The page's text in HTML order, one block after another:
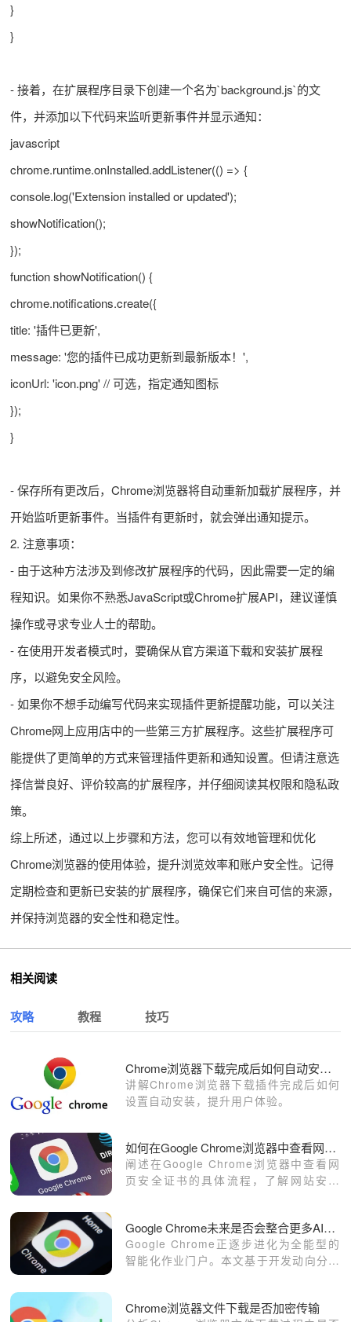
}
}
- 接着，在扩展程序目录下创建一个名为`background.js`的文
件，并添加以下代码来监听更新事件并显示通知：
javascript
chrome.runtime.onInstalled.addListener(() => {
console.log('Extension installed or updated');
showNotification();
});
function showNotification() {
chrome.notifications.create({
title: '插件已更新',
message: '您的插件已成功更新到最新版本！',
iconUrl: 'icon.png' // 可选，指定通知图标
});
}
- 保存所有更改后，Chrome浏览器将自动重新加载扩展程序，并
开始监听更新事件。当插件有更新时，就会弹出通知提示。
2. 注意事项：
- 由于这种方法涉及到修改扩展程序的代码，因此需要一定的编
程知识。如果你不熟悉JavaScript或Chrome扩展API，建议谨慎
操作或寻求专业人士的帮助。
- 在使用开发者模式时，要确保从官方渠道下载和安装扩展程
序，以避免安全风险。
- 如果你不想手动编写代码来实现插件更新提醒功能，可以关注
Chrome网上应用店中的一些第三方扩展程序。这些扩展程序可
能提供了更简单的方式来管理插件更新和通知设置。但请注意选
择信誉良好、评价较高的扩展程序，并仔细阅读其权限和隐私政
策。
综上所述，通过以上步骤和方法，您可以有效地管理和优化
Chrome浏览器的使用体验，提升浏览效率和账户安全性。记得
定期检查和更新已安装的扩展程序，确保它们来自可信的来源，
并保持浏览器的安全性和稳定性。
相关阅读
攻略 教程 技巧
Chrome浏览器下载完成后如何自动安装插件
讲解Chrome浏览器下载插件完成后如何
设置自动安装，提升用户体验。
如何在Google Chrome浏览器中查看网页的安全证书
阐述在Google Chrome浏览器中查看网
页安全证书的具体流程，了解网站安全
Google Chrome未来是否会整合更多AI工具
Google Chrome正逐步进化为全能型的
智能化作业门户。本文基于开发动向分析
的核心协作范式。
Chrome浏览器文件下载是否加密传输